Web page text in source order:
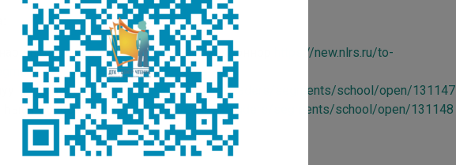
кырдаллара: оҕолорго аналлаах хоһооннор
https://new.nlrs.ru/to-
school/open/131149
: [хоһооннор] https://new.nlrs.ru/to-readers/segments/school/open/131147
хоһооннор
https://new.nlrs.ru/to-readers/segments/school/open/131148